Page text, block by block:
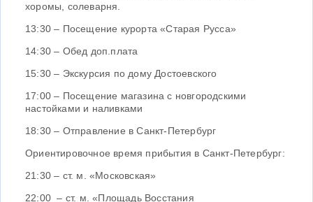
хоромы, солеварня.
13:30 – Посещение курорта «Старая Русса»
14:30 – Обед доп.плата
15:30 – Экскурсия по дому Достоевского
17:00 – Посещение магазина с новгородскими
настойками и наливками
18:30 – Отправление в Санкт-Петербург
Ориентировочное время прибытия в Санкт-Петербург:
21:30 – ст. м. «Московская»
22:00 – ст. м. «Площадь Восстания